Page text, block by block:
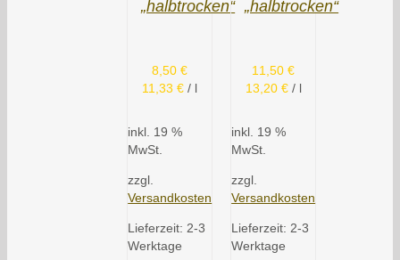
„halbtrocken“
8,50€
11,33€ / l
inkl. 19 %
MwSt.
zzgl.
Versandkosten
Lieferzeit: 2-3
Werktage
„halbtrocken“
11,50€
13,20 €/ l
inkl. 19 %
MwSt.
zzgl.
Versandkosten
Lieferzeit: 2-3
Werktage